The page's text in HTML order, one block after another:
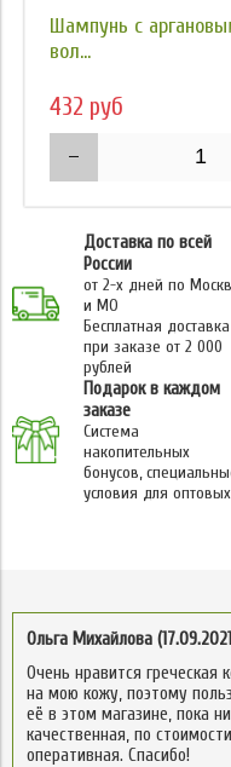
Шампунь с
вол...
432 руб
Доставка по всей
России
от 2-х дней по
и МО
Бесплатная доставка
при заказе от 2 000
рублей
Подарок в каждом
заказе
Система
накопительных
бонусов,
условия для оптовых
Ольга Михайлова
Очень нравится греческая
на мою кожу, поэтому
её в этом магазине, пока
качественная, по
оперативная. Спасибо!